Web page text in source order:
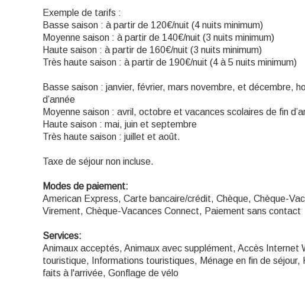
Exemple de tarifs :
Basse saison : à partir de 120€/nuit (4 nuits minimum)
Moyenne saison : à partir de 140€/nuit (3 nuits minimum)
Haute saison : à partir de 160€/nuit (3 nuits minimum)
Très haute saison : à partir de 190€/nuit (4 à 5 nuits minimum)
Basse saison : janvier, février, mars novembre, et décembre,
d’année
Moyenne saison : avril, octobre et vacances scolaires de fin
Haute saison : mai, juin et septembre
Très haute saison : juillet et août.
Taxe de séjour non incluse.
Modes de paiement:
American Express, Carte bancaire/crédit, Chèque, Chèque-
Virement, Chèque-Vacances Connect, Paiement sans contact
Services:
Animaux acceptés, Animaux avec supplément, Accès Internet
touristique, Informations touristiques, Ménage en fin de
faits à l'arrivée, Gonflage de vélo